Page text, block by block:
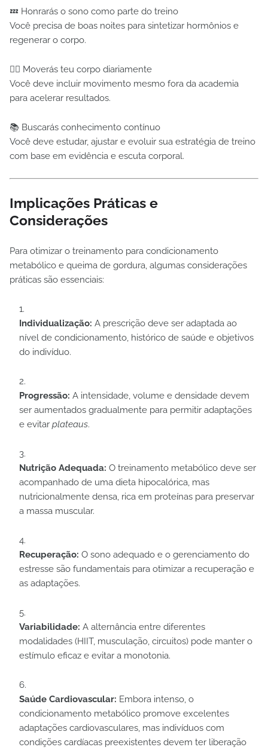
💤 Honrarás o sono como parte do treino
Você precisa de boas noites para sintetizar hormônios e
regenerar o corpo.
🏃‍♀️ Moverás teu corpo diariamente
Você deve incluir movimento mesmo fora da academia
para acelerar resultados.
📚 Buscarás conhecimento contínuo
Você deve estudar, ajustar e evoluir sua estratégia de treino
com base em evidência e escuta corporal.
Implicações Práticas e
Considerações
Para otimizar o treinamento para condicionamento
metabólico e queima de gordura, algumas considerações
práticas são essenciais:
Individualização: A prescrição deve ser adaptada ao
nível de condicionamento, histórico de saúde e objetivos
do indivíduo.
Progressão: A intensidade, volume e densidade devem
ser aumentados gradualmente para permitir adaptações
e evitar plateaus.
Nutrição Adequada: O treinamento metabólico deve ser
acompanhado de uma dieta hipocalórica, mas
nutricionalmente densa, rica em proteínas para preservar
a massa muscular.
Recuperação: O sono adequado e o gerenciamento do
estresse são fundamentais para otimizar a recuperação e
as adaptações.
Variabilidade: A alternância entre diferentes
modalidades (HIIT, musculação, circuitos) pode manter o
estímulo eficaz e evitar a monotonia.
Saúde Cardiovascular: Embora intenso, o
condicionamento metabólico promove excelentes
adaptações cardiovasculares, mas indivíduos com
condições cardíacas preexistentes devem ter liberação